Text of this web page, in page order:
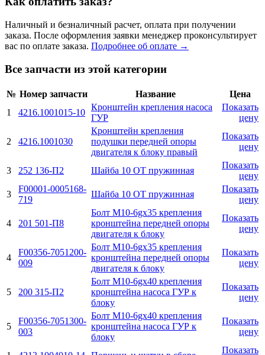
Наличный и безналичный расчет, оплата при получении
заказа. После оформления заявки менеджер проконсультирует
вас по оплате заказа. Подробнее об оплате →
Все запчасти из этой категории
№ Номер запчасти Название
Цена
1
4216.1001015-10
Кронштейн крепления насоса
ГУР
Показать
цену
2 4216.1001030
Кронштейн крепления
подушки передней опоры
двигателя к блоку правый
Показать
цену
3 252 136-П2 Шайба 10 ОТ пружинная
Показать
цену
3
F00001-0005168-
719
Шайба 10 ОТ пружинная
Показать
цену
4 201 501-П8
Болт М10-6gx35 крепления
кронштейна передней опоры
двигателя к блоку
Показать
цену
4
F00356-7051200-
009
Болт М10-6gx35 крепления
кронштейна передней опоры
двигателя к блоку
Показать
цену
5 200 315-П2
Болт М10-6gx40 крепления
кронштейна насоса ГУР к
блоку
Показать
цену
5
F00356-7051300-
003
Болт М10-6gx40 крепления
кронштейна насоса ГУР к
блоку
Показать
цену
Показать